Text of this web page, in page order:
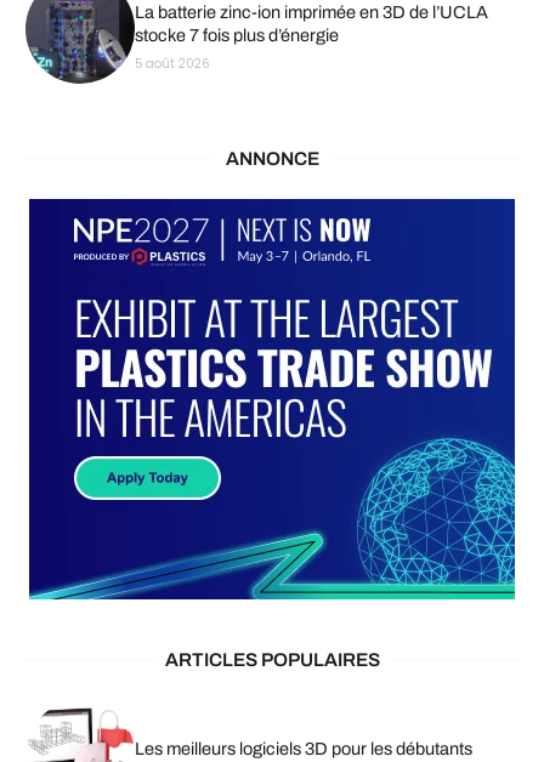
La batterie zinc-ion imprimée en 3D de l’UCLA
stocke 7 fois plus d’énergie
5 août 2026
ANNONCE
ARTICLES POPULAIRES
Les meilleurs logiciels 3D pour les débutants